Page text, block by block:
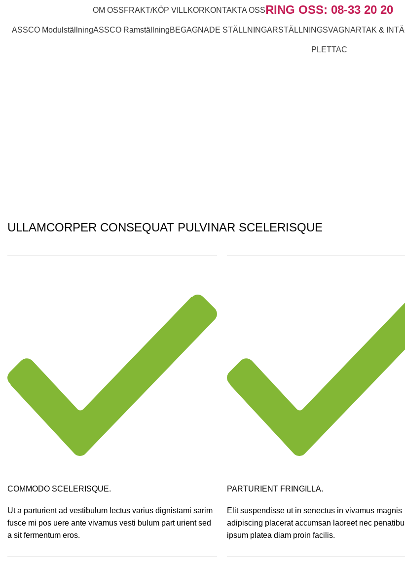
OM OSSFRAKT/KÖP VILLKORKONTAKTA OSSRING OSS: 08-33 20 20
ASSCO ModulställningASSCO RamställningBEGAGNADE STÄLLNINGARSTÄLLNINGSVAGNARTAK &
PLETTAC
ULLAMCORPER CONSEQUAT PULVINAR SCELERISQUE
COMMODO SCELERISQUE.
Ut a parturient ad vestibulum lectus varius dignistami sarim
fusce mi pos uere ante vivamus vesti bulum part urient sed
a sit fermentum eros.
PARTURIENT FRINGILLA.
Elit suspendisse ut in senectus in vivamus magnis
adipiscing placerat accumsan laoreet nec
ipsum platea diam proin facilis.